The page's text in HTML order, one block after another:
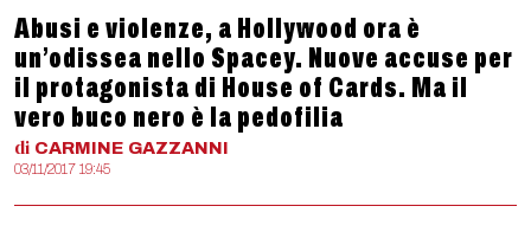
Abusi e violenze, a Hollywood ora è
un’odissea nello Spacey. Nuove accuse per
il protagonista di House of Cards. Ma il
vero buco nero è la pedofilia
di CARMINE GAZZANNI
03/11/2017 19:45